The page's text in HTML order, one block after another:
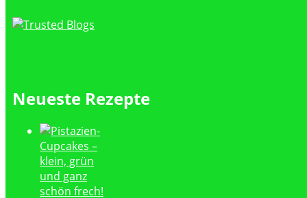
Neueste Rezepte